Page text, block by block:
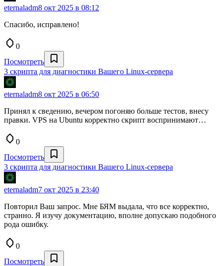
eternaladm8 окт 2025 в 08:12
Спасибо, исправлено!
0
Посмотреть
3 скрипта для диагностики Вашего Linux-сервера
eternaladm8 окт 2025 в 06:50
Принял к сведению, вечером погоняю больше тестов, внесу
правки. VPS на Ubuntu корректно скрипт воспринимают…
0
Посмотреть
3 скрипта для диагностики Вашего Linux-сервера
eternaladm7 окт 2025 в 23:40
Повторил Ваш запрос. Мне БЯМ выдала, что все корректно,
странно. Я изучу документацию, вполне допускаю подобного
рода ошибку.
0
Посмотреть